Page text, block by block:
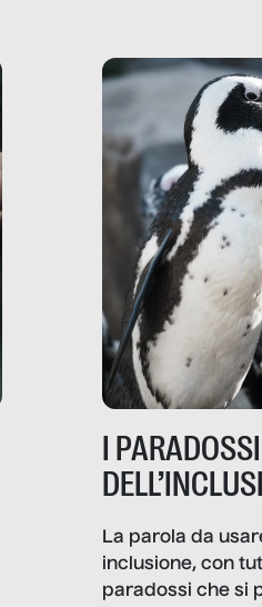
ripensano.
I PARADOSSI
La parola da
inclusione, con
paradossi che si